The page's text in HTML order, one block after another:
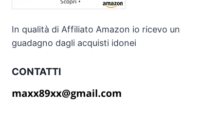
In qualità di Affiliato Amazon io ricevo un
guadagno dagli acquisti idonei
CONTATTI